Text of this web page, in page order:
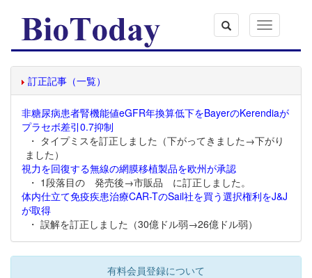
Toggle
navigation
訂正記事（一覧）
非糖尿病患者腎機能値eGFR年換算低下をBayerのKerendiaが
プラセボ差引0.7抑制
・ タイプミスを訂正しました（下がってきました→下がり
ました）
視力を回復する無線の網膜移植製品を欧州が承認
・ 1段落目の 発売後→市販品 に訂正しました。
体内仕立て免疫疾患治療CAR-TのSail社を買う選択権利をJ&J
が取得
・ 誤解を訂正しました（30億ドル弱→26億ドル弱）
有料会員登録について